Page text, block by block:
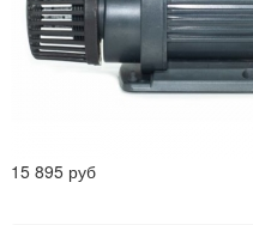
15 895 руб